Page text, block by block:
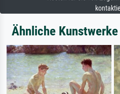
Ähnliche